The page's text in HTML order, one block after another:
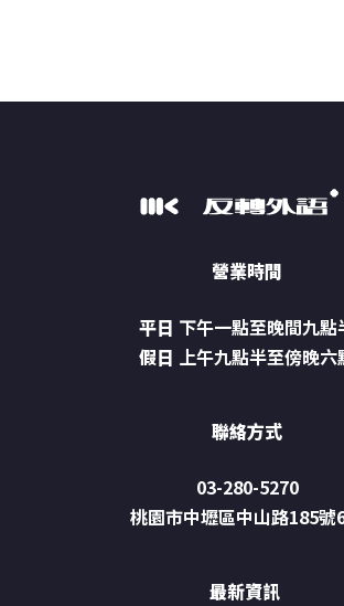
營業時間
平日 下午一點至晚間九點
假日 上午九點半至傍晚六
聯絡方式
03-280-5270
桃園市中壢區中山路185號
最新資訊